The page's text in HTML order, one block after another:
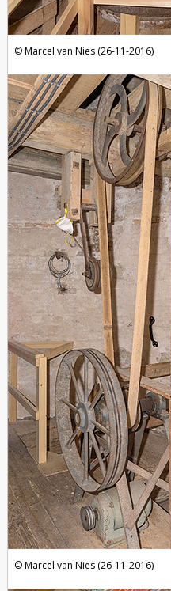
Marcel van Nies (26-11-2016)
Marcel van Nies (26-11-2016)